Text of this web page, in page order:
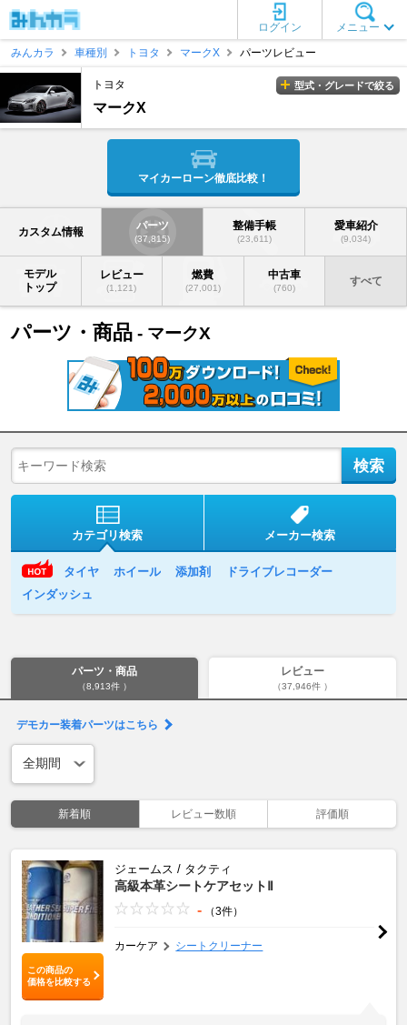
メニュー
ログイン
みんカラ
車種別 トヨタ マークX パーツレビュー
トヨタ
マークX
型式・グレードで絞る
マイカーローン徹底比較！
カスタム情報 パーツ
(37,815)
整備手帳
(23,611)
愛車紹介
(9,034)
モデル
トップ
レビュー
(1,121)
燃費
(27,001)
中古車
(760)
すべて
パーツ・商品 - マークX
カテゴリ検索 メーカー検索
タイヤ ホイール 添加剤
ドライブレコーダー
インダッシュ
パーツ・商品
（8,913件 ）
レビュー
（37,946件 ）
デモカー装着パーツはこちら
新着順 レビュー数順 評価順
この商品の
価格を比較する
ジェームス / タクティ
高級本革シートケアセットⅡ
- （3件）
カーケア シートクリーナー